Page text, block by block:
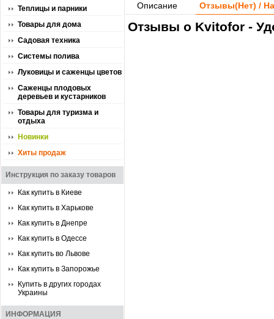
Теплицы и парники
Товары для дома
Садовая техника
Системы полива
Луковицы и саженцы цветов
Саженцы плодовых
деревьев и кустарников
Товары для туризма и
отдыха
Новинки
Хиты продаж
Инструкция по заказу товаров
Как купить в Киеве
Как купить в Харькове
Как купить в Днепре
Как купить в Одессе
Как купить во Львове
Как купить в Запорожье
Купить в других городах
Украины
ИНФОРМАЦИЯ
Описание Отзывы(Нет) /
Отзывы о Kvitofor -